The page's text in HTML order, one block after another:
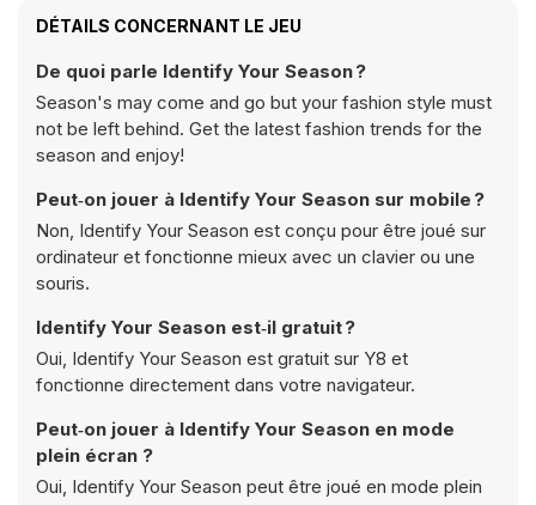
DÉTAILS CONCERNANT LE JEU
De quoi parle Identify Your Season ?
Season's may come and go but your fashion style must
not be left behind. Get the latest fashion trends for the
season and enjoy!
Peut‑on jouer à Identify Your Season sur mobile ?
Non, Identify Your Season est conçu pour être joué sur
ordinateur et fonctionne mieux avec un clavier ou une
souris.
Identify Your Season est‑il gratuit ?
Oui, Identify Your Season est gratuit sur Y8 et
fonctionne directement dans votre navigateur.
Peut‑on jouer à Identify Your Season en mode
plein écran ?
Oui, Identify Your Season peut être joué en mode plein